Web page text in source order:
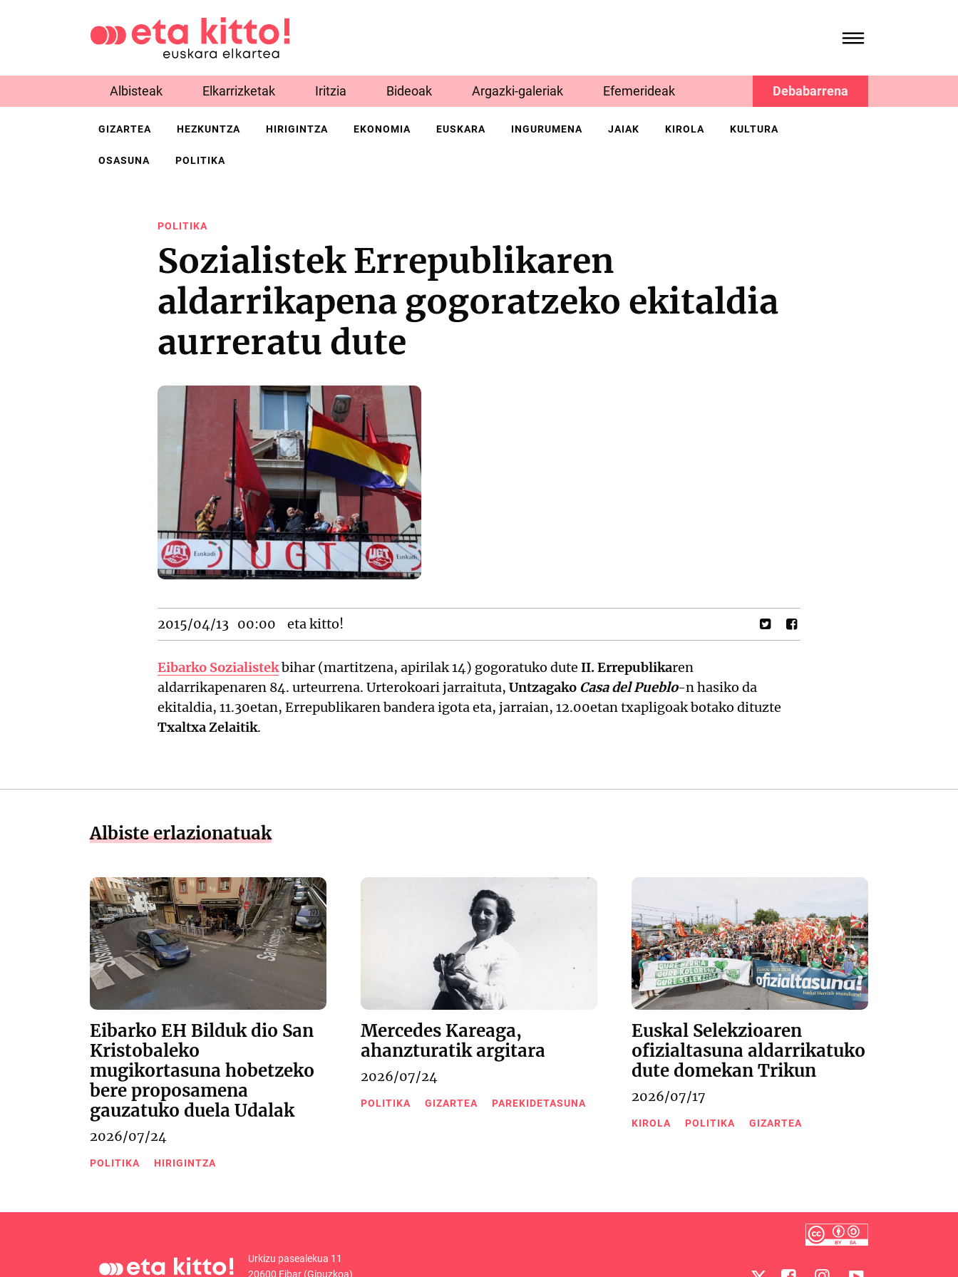
Albisteak Elkarrizketak Iritzia Bideoak Argazki-galeriak Efemerideak Debabarrena
GIZARTEA HEZKUNTZA HIRIGINTZA EKONOMIA EUSKARA INGURUMENA JAIAK KIROLA KULTURA
OSASUNA POLITIKA
POLITIKA
Sozialistek Errepublikaren
aldarrikapena gogoratzeko ekitaldia
aurreratu dute
2015/04/13 00:00 eta kitto!
Eibarko Sozialistekbihar (martitzena, apirilak 14) gogoratuko dute II. Errepublikaren
aldarrikapenaren 84. urteurrena. Urterokoari jarraituta, Untzagako Casa del Pueblo-n hasiko da
ekitaldia, 11.30etan, Errepublikaren bandera igota eta, jarraian, 12.00etan txapligoak botako dituzte
Txaltxa Zelaitik.
Albiste erlazionatuak
Eibarko EH Bilduk dio San
Kristobaleko
mugikortasuna hobetzeko
bere proposamena
gauzatuko duela Udalak
2026/07/24
POLITIKA HIRIGINTZA
Mercedes Kareaga,
ahanzturatik argitara
2026/07/24
POLITIKA GIZARTEA PAREKIDETASUNA
Euskal Selekzioaren
ofizialtasuna aldarrikatuko
dute domekan Trikun
2026/07/17
KIROLA POLITIKA GIZARTEA
Urkizu pasealekua 11
20600 Eibar (Gipuzkoa)